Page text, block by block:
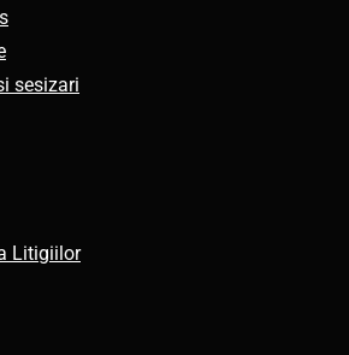
sesizari
Litigiilor